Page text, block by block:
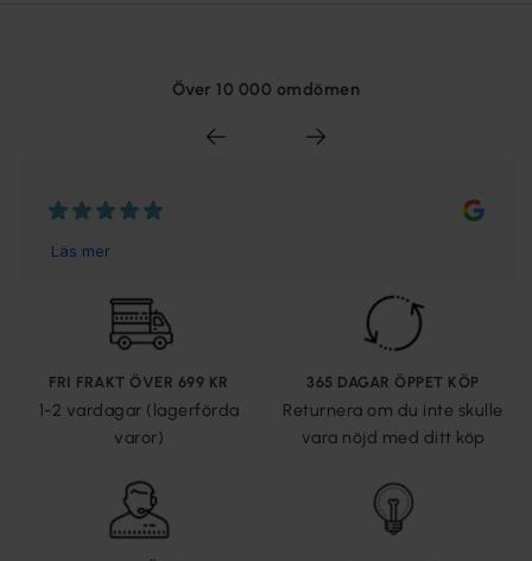
Över 10 000 omdömen
FRI FRAKT ÖVER 699 KR
1-2 vardagar (lagerförda
varor)
365 DAGAR ÖPPET KÖP
Returnera om du inte skulle
vara nöjd med ditt köp